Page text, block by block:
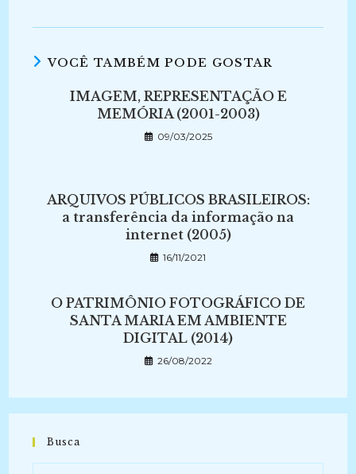
VOCÊ TAMBÉM PODE GOSTAR
IMAGEM, REPRESENTAÇÃO E
MEMÓRIA (2001-2003)
09/03/2025
ARQUIVOS PÚBLICOS BRASILEIROS:
a transferência da informação na
internet (2005)
16/11/2021
O PATRIMÔNIO FOTOGRÁFICO DE
SANTA MARIA EM AMBIENTE
DIGITAL (2014)
26/08/2022
Busca